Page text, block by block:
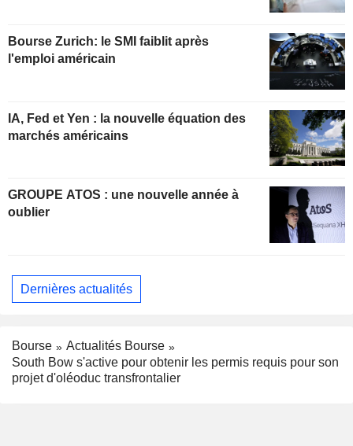
Bourse Zurich: le SMI faiblit après
l'emploi américain
IA, Fed et Yen : la nouvelle équation des
marchés américains
GROUPE ATOS : une nouvelle année à
oublier
Dernières actualités
Bourse
Actualités Bourse
South Bow s'active pour obtenir les permis requis pour son
projet d'oléoduc transfrontalier